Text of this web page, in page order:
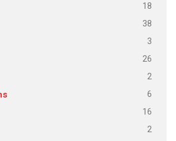
18
38
3
26
2
6
16
2